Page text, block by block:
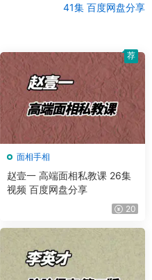
41集 百度网盘分享
面相手相
赵壹一 高端面相私教课 26集
视频 百度网盘分享
20
荐